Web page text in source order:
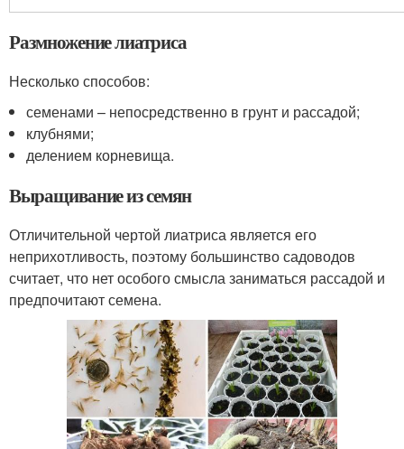
Размножение лиатриса
Несколько способов:
семенами – непосредственно в грунт и рассадой;
клубнями;
делением корневища.
Выращивание из семян
Отличительной чертой лиатриса является его
неприхотливость, поэтому большинство садоводов
считает, что нет особого смысла заниматься рассадой и
предпочитают семена.